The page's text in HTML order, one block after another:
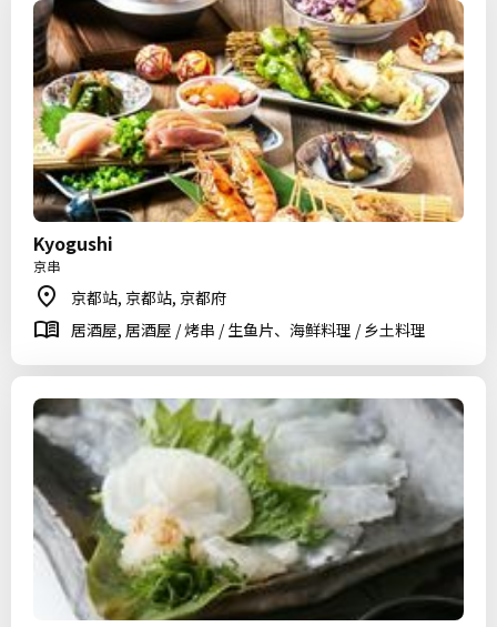
Kyogushi
京串
京都站, 京都站, 京都府
居酒屋, 居酒屋 / 烤串 / 生鱼片、海鲜料理 / 乡土料理